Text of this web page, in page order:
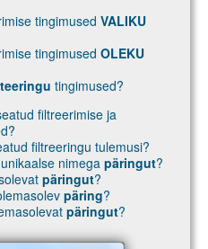
tingimused VALIKU
tingimused OLEKU
tingimused?
filtreerimise ja
filtreeringu tulemusi?
unikaalse nimega päringut?
päringut?
päring?
päringut?